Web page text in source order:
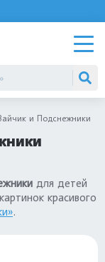
и Подснежники
для детей
красивого
.